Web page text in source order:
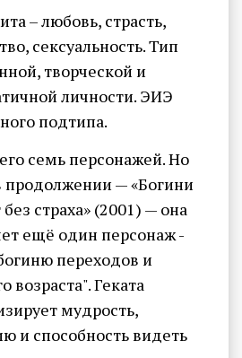
– любовь, страсть,
сексуальность. Тип
творческой и
личности. ЭИЭ
подтипа.
семь персонажей. Но
продолжении — «Богини
страха» (2001) — она
ещё один персонаж -
переходов и
возраста". Геката
мудрость,
и способность видеть